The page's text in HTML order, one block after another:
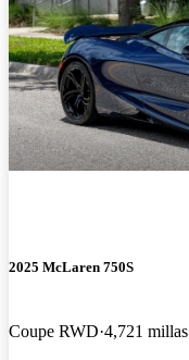
2025 McLaren 750S
Coupe RWD 4,721 millas